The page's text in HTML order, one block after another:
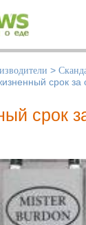
>
срок за
срок